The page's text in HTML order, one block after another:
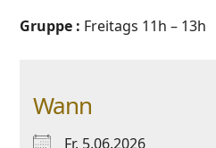
Gruppe : Freitags 11h – 13h
Wann
Fr. 5.06.2026